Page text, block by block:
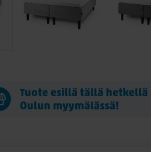
Tuote esillä tällä hetkellä
Oulun myymälässä!